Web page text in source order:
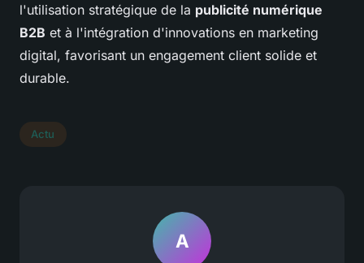
l'utilisation stratégique de la publicité numérique
B2B et à l'intégration d'innovations en marketing
digital, favorisant un engagement client solide et
durable.
Actu
A